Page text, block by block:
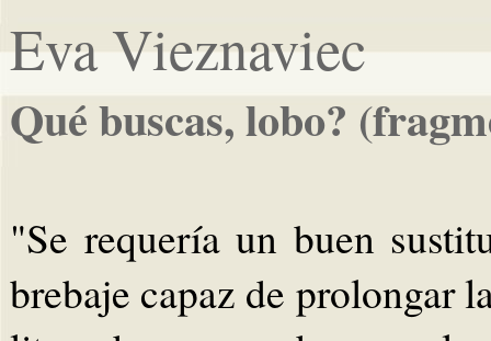
Eva Vieznaviec
Qué buscas, lobo?
"Se requería un buen
brebaje capaz de prolongar